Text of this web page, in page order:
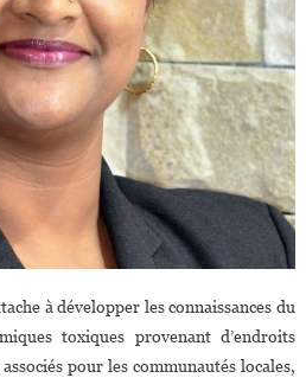
à développer les connaissances du
toxiques provenant d’endroits
pour les communautés locales,